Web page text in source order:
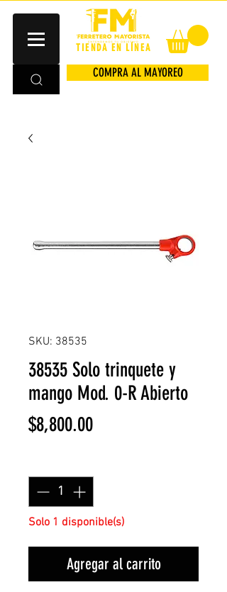
TIENDA EN LÍNEA
COMPRA AL MAYOREO
SKU: 38535
38535 Solo trinquete y
mango Mod. 0-R Abierto
$8,800.00Precio
Solo 1 disponible(s)
Agregar al carrito